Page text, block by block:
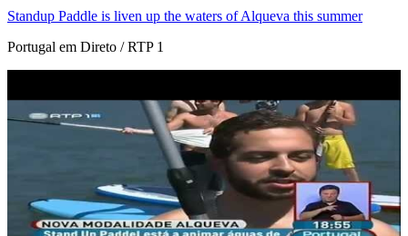
Standup Paddle is liven up the waters of Alqueva this summer
Portugal em Direto / RTP 1